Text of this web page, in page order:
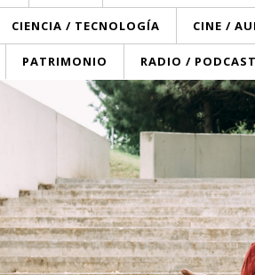
CIENCIA / TECNOLOGÍA CINE /
PATRIMONIO RADIO / PODCAST